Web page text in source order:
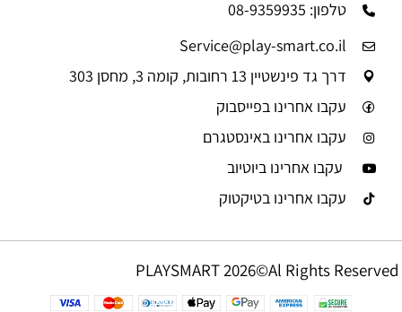
טלפון: 08-9359935
Service@play-smart.co.il
דרך גד פינשטיין 13 רחובות, קומה 3, מחסן 303
עקבו אחרינו בפייסבוק
עקבו אחרינו באינסטגרם
עקבו אחרינו ביוטיוב
עקבו אחרינו בטיקטוק
PLAYSMART 2026©Al Rights Reserved